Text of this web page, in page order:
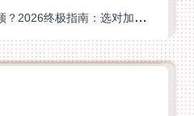
在美国玩天涯明月刀总卡顿？2026终极指南：选对加速器让你丝滑连招